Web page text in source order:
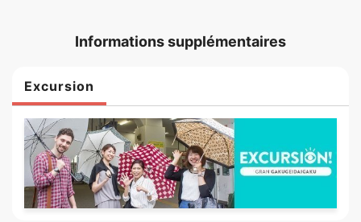
Informations supplémentaires
Excursion